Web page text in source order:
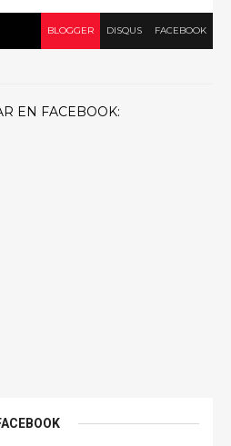
BLOGGER DISQUS FACEBOOK
EN FACEBOOK: